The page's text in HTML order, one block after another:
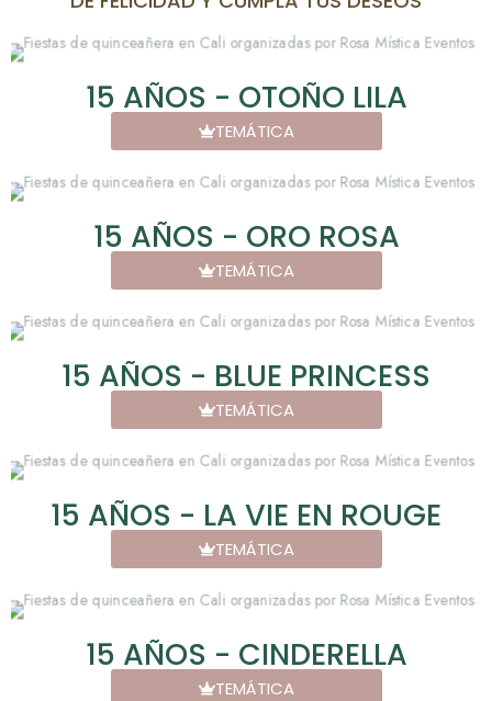
15 AÑOS - OTOÑO LILA
TEMÁTICA
15 AÑOS - ORO ROSA
TEMÁTICA
15 AÑOS - BLUE PRINCESS
TEMÁTICA
15 AÑOS - LA VIE EN ROUGE
TEMÁTICA
15 AÑOS - CINDERELLA
TEMÁTICA